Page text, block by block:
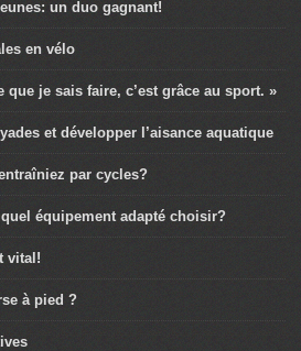
un duo gagnant!
en vélo
que je sais faire, c’est grâce au sport. »
et développer l’aisance aquatique
par cycles?
équipement adapté choisir?
vital!
à pied ?